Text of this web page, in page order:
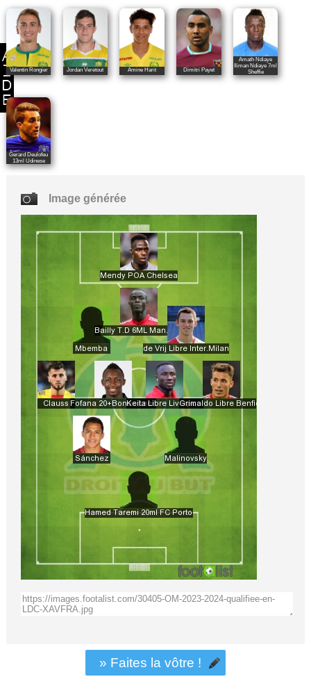
Valentin Rongier Jordan Veretout Amine Harit Dimitri Payet
Amath Ndiaye
Iliman Ndiaye 7ml
Sheffie
Gerard Deulofeu
13ml Udinese
Image générée
» Faites la vôtre !